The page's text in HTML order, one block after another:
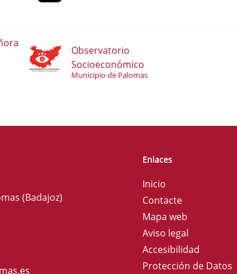
Observatorio
Socioeconómico
Municipio de Palomas
(Badajoz)
Enlaces
Inicio
Contacte
Mapa web
Aviso legal
Accesibilidad
Protección de Datos